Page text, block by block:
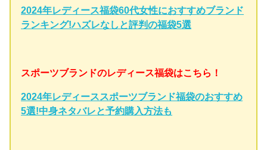
2024年レディース福袋60代女性におすすめブランド
ランキング!ハズレなしと評判の福袋5選
スポーツブランドのレディース福袋はこちら！
2024年レディーススポーツブランド福袋のおすすめ
5選!中身ネタバレと予約購入方法も